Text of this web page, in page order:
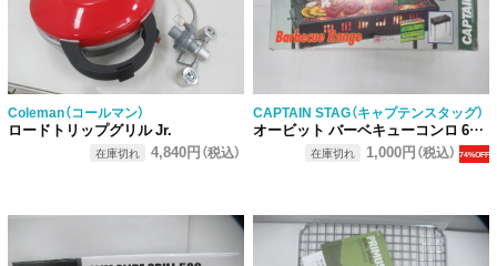
Coleman（コールマン）
ロードトリップグリル Jr.
在庫切れ 4,840円（税込）
CAPTAIN STAG（キャプテンスタッグ）
オービット バーベキューコンロ 650ツイン
在庫切れ 1,000円（税込） 74%OFF